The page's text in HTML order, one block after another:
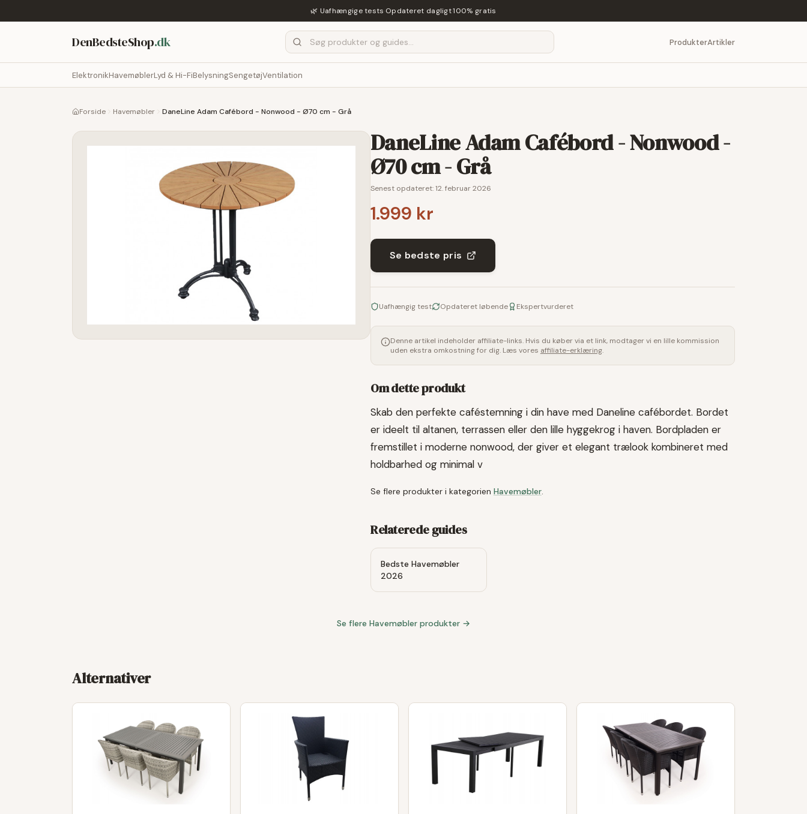
🌿 Uafhængige tests·Opdateret dagligt·100% gratis
DenBedsteShop.dk ProdukterArtikler
ElektronikHavemøblerLyd & Hi-FiBelysningSengetøjVentilation
Forside Havemøbler DaneLine Adam Cafébord - Nonwood - Ø70 cm - Grå
DaneLine Adam Cafébord - Nonwood -
Ø70 cm - Grå
Senest opdateret:12. februar 2026
1.999 kr
Se bedste pris
Uafhængig test Opdateret løbende Ekspertvurderet
Denne artikel indeholder affiliate-links. Hvis du køber via et link, modtager vi en lille kommission
uden ekstra omkostning for dig. Læs vores affiliate-erklæring.
Om dette produkt
Skab den perfekte caféstemning i din have med Daneline cafébordet. Bordet
er ideelt til altanen, terrassen eller den lille hyggekrog i haven. Bordpladen er
fremstillet i moderne nonwood, der giver et elegant trælook kombineret med
holdbarhed og minimal v
Se flere produkter i kategorien Havemøbler.
Relaterede guides
Bedste Havemøbler
2026
Se flere Havemøbler produkter →
Alternativer